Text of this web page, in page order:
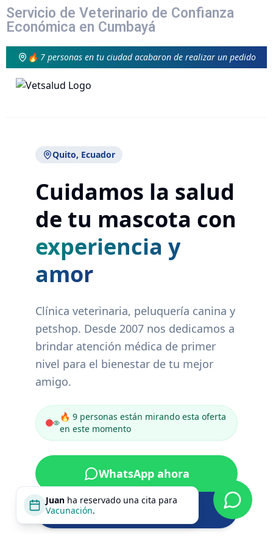
Servicio de Veterinario de Confianza
Económica en Cumbayá